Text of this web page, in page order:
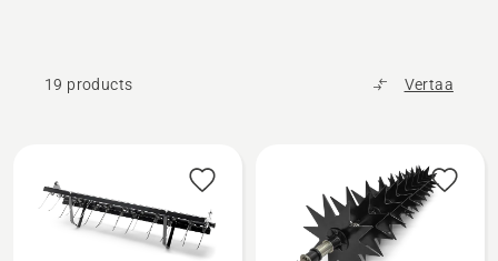
19 products Vertaa
tuotteet